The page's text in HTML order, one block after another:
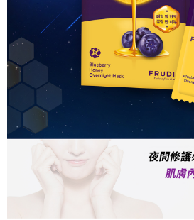
貨到付款
每筆NT$80，滿NT$1,500(含以上)免運費